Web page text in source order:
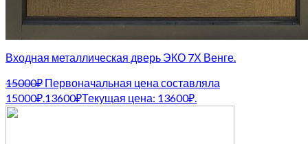
Входная металлическая дверь ЭКО 7Х Венге.
15000₽ Первоначальная цена составляла
15000₽.13600₽Текущая цена: 13600₽.